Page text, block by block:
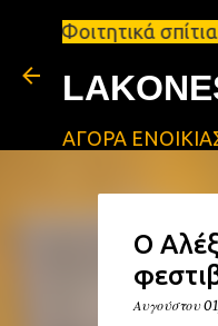
σπίτια προς
ΑΓΟΡΑ
Ο
Αυγούστου